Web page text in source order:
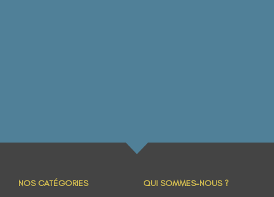
NOS CATÉGORIES QUI SOMMES-NOUS ?